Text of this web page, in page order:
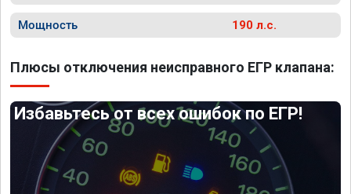
Мощность 190 л.с.
Плюсы отключения неисправного ЕГР клапана:
Избавьтесь от всех ошибок по ЕГР!